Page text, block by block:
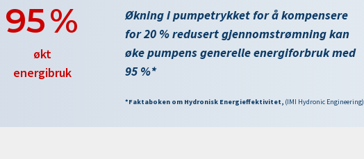
95%
økt
energibruk
Økning i pumpetrykket for å kompensere
for 20 % redusert gjennomstrømning kan
øke pumpens generelle energiforbruk med
95 %*
*Faktaboken om Hydronisk Energieffektivitet, (IMI Hydronic Engineering)